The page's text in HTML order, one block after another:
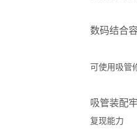
数码结合
可使用吸管
吸管装配
复现能力